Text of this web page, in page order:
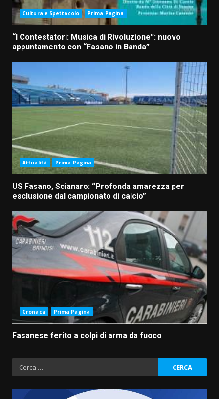
Cultura e Spettacolo Prima Pagina
“I Contestatori: Musica di Rivoluzione”: nuovo
appuntamento con “Fasano in Banda”
Attualità Prima Pagina
US Fasano, Scianaro: “Profonda amarezza per
esclusione dal campionato di calcio”
Cronaca Prima Pagina
Fasanese ferito a colpi di arma da fuoco
Ricerca
per: